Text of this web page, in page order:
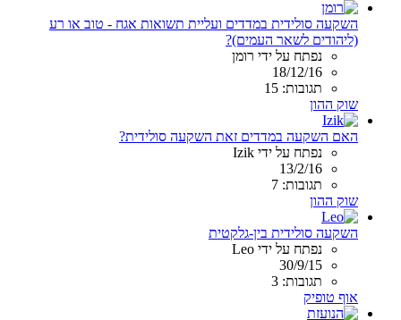
השקעה סולידית במדדים ועליית תשואות אגח - טוב או רע
(ליהודים לשאר העמים)?
נפתח על ידי רומן
18/12/16
תגובות: 15
שוק ההון
האם השקעה במדדים זאת השקעה סולידית?
נפתח על ידי Izik
13/2/16
תגובות: 7
שוק ההון
השקעה סולידית בין-גלקטית
נפתח על ידי Leo
30/9/15
תגובות: 3
אוף טופיק